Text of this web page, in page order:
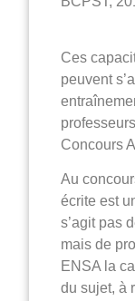
Ces
peuvent
Concours
Au
écrite est
s’agit pas
mais de
ENSA la
du sujet, à